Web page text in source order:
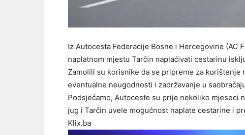
Iz Autocesta Federacije Bosne i Hercegovine (AC
naplatnom mjestu Tarčin naplaćivati cestarinu
Zamolili su korisnike da se pripreme za korištenje
eventualne neugodnosti i zadržavanje u
Podsjećamo, Autoceste su prije nekoliko mjeseci
jug i Tarčin uvele mogućnost naplate cestarine i
Klix.ba